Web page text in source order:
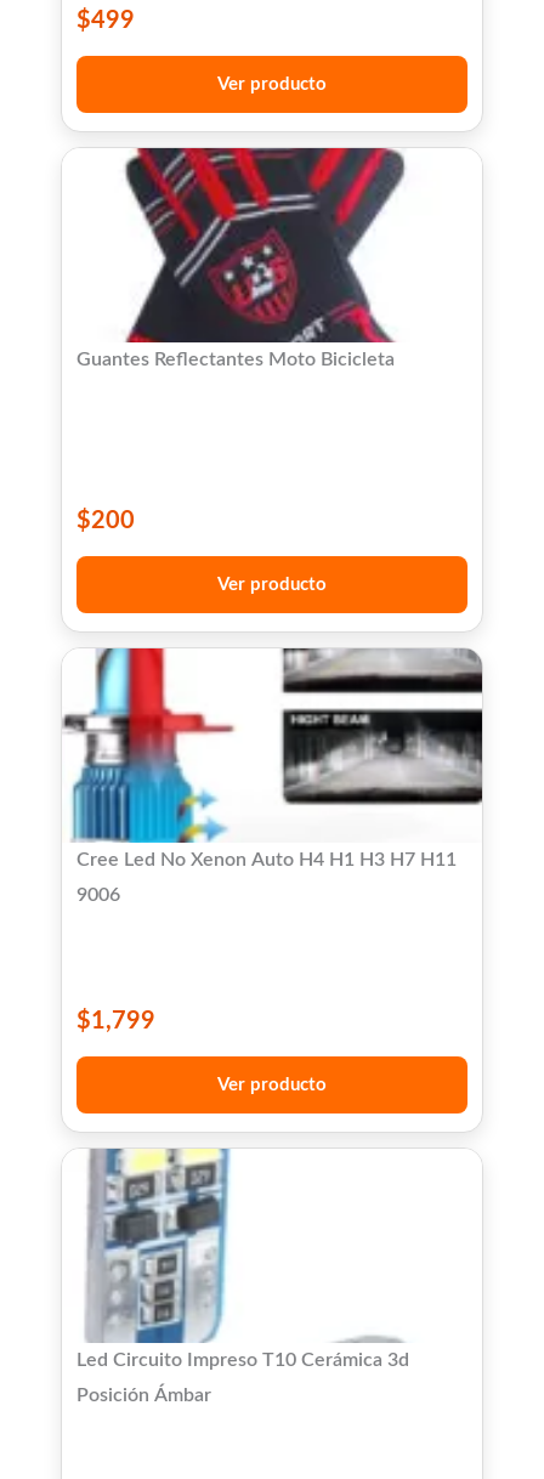
$499
Ver producto
Guantes Reflectantes Moto Bicicleta
$200
Ver producto
Cree Led No Xenon Auto H4 H1 H3 H7 H11
9006
$1,799
Ver producto
Led Circuito Impreso T10 Cerámica 3d
Posición Ámbar